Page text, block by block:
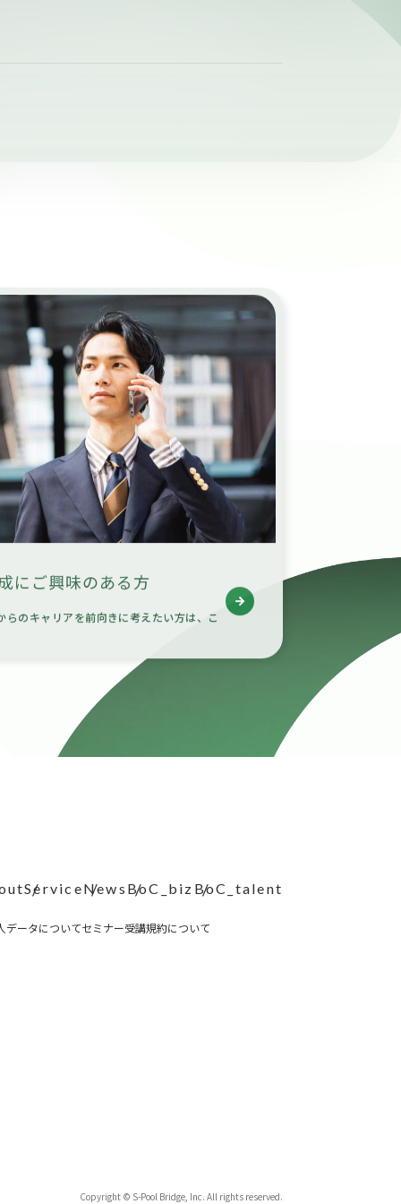
にご興味のある方
のキャリアを前向きに考えたい方は、こ
ServiceNews BoC_biz BoC_talent
データについてセミナー受講規約について
Copyright © S-Pool Bridge, Inc. All rights reserved.